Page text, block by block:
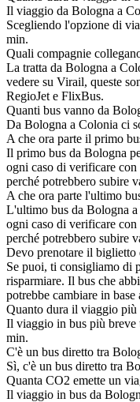
Il viaggio da Bologna a
Scegliendo l'opzione di
min.
Quali compagnie
La tratta da Bologna a
vedere su Virail, queste
RegioJet e FlixBus.
Quanti bus vanno da
Da Bologna a Colonia ci
A che ora parte il primo
Il primo bus da Bologna
ogni caso di verificare
perché potrebbero subire
A che ora parte l'ultimo
L'ultimo bus da Bologna
ogni caso di verificare
perché potrebbero subire
Devo prenotare il
Se puoi, ti consigliamo di
risparmiare. Il bus che
potrebbe cambiare in base
Quanto dura il viaggio
Il viaggio in bus più breve
min.
C'è un bus diretto tra
Sì, c'è un bus diretto tra
Quanta CO2 emette un
Il viaggio in bus da